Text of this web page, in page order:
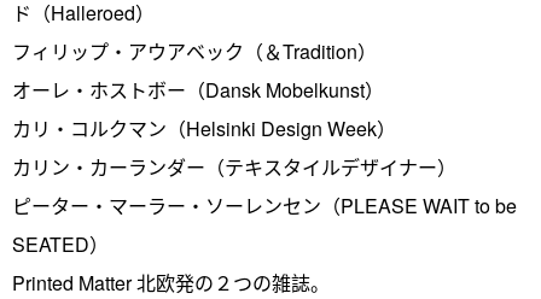
ド（Halleroed）
フィリップ・アウアベック（＆Tradition）
オーレ・ホストボー（Dansk Mobelkunst）
カリ・コルクマン（Helsinki Design Week）
カリン・カーランダー（テキスタイルデザイナー）
ピーター・マーラー・ソーレンセン（PLEASE WAIT to be
SEATED）
Printed Matter 北欧発の２つの雑誌。